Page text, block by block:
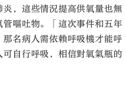
，這些情況提高供氧量也無
嘔吐物。「這次事件和五年
名病人需依賴呼吸機才能呼
自行呼吸，相信對氧氣瓶的